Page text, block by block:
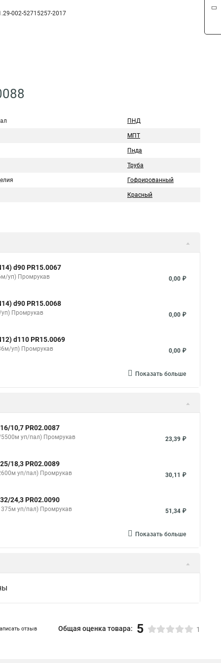
002-52715257-2017
ПНД
МПТ
Пнда
Труба
Гофрированный
Красный
d90 PR15.0067
уп) Промрукав 0,00 ₽
d90 PR15.0068
уп) Промрукав 0,00 ₽
d110 PR15.0069
уп) Промрукав 0,00 ₽
Показать больше
10,7 PR02.0087
уп/пал) Промрукав 23,39 ₽
18,3 PR02.0089
уп/пал) Промрукав 30,11 ₽
24,3 PR02.0090
уп/пал) Промрукав 51,34 ₽
Показать больше
отзыв Общая оценка товара: 5 1